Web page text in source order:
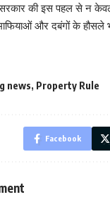
सरकार की इस पहल से न
और दबंगों के हौसले
news, Property Rule
Facebook